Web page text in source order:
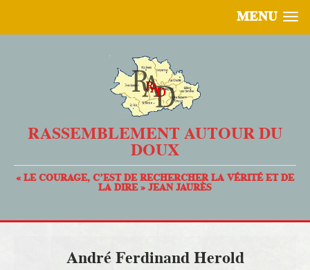
MENU
RASSEMBLEMENT AUTOUR DU
DOUX
« LE COURAGE, C’EST DE RECHERCHER LA VÉRITÉ ET DE
LA DIRE » JEAN JAURÈS
André Ferdinand Herold